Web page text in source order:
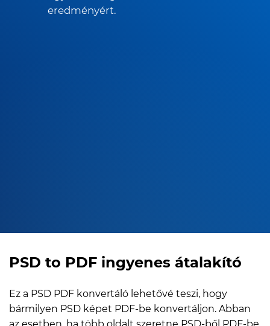
eredményért.
PSD to PDF ingyenes átalakító
Ez a PSD PDF konvertáló lehetővé teszi, hogy
bármilyen PSD képet PDF-be konvertáljon. Abban